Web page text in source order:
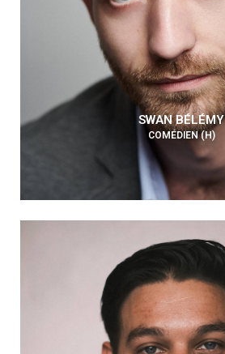
SWAN BÉLÉMY
COMÉDIEN (H)